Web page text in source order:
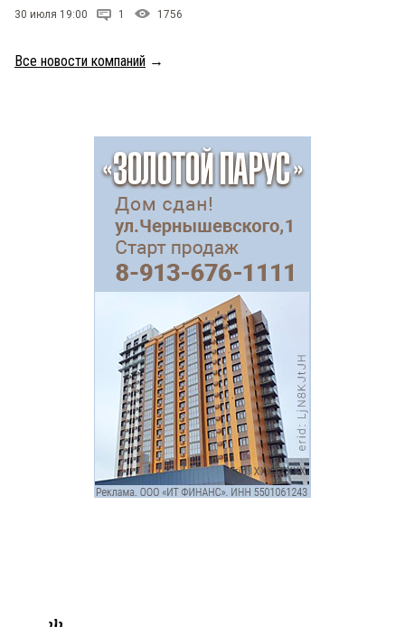
30 июля 19:00 1 1756
Все новости компаний →